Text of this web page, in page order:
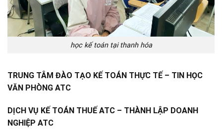
học kế toán tại thanh hóa
TRUNG TÂM ĐÀO TẠO KẾ TOÁN THỰC TẾ – TIN HỌC
VĂN PHÒNG ATC
DỊCH VỤ KẾ TOÁN THUẾ ATC – THÀNH LẬP DOANH
NGHIỆP ATC